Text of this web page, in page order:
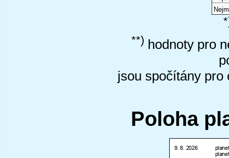
**) hodnoty pro
jsou spočítány pro
Poloha